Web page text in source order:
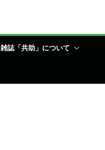
雑誌「共助」について